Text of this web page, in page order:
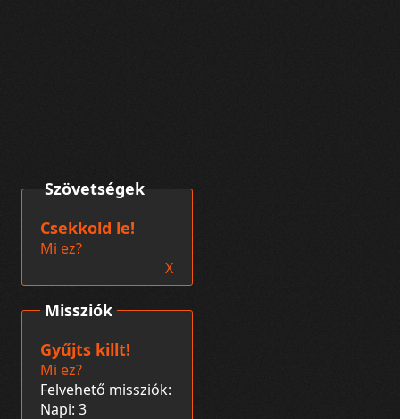
Missziók
Gyűjts killt!
Mi ez?
Felvehető missziók:
Napi: 3
Szövetségek
Csekkold le!
Mi ez?
X